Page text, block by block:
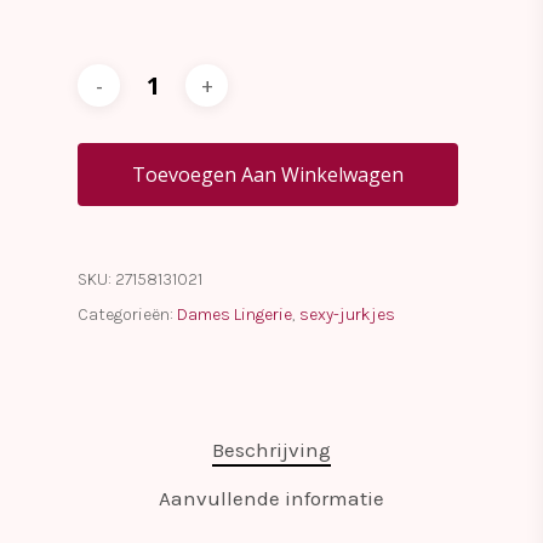
Toevoegen Aan Winkelwagen
SKU: 27158131021
Categorieën: Dames Lingerie, sexy-jurkjes
Beschrijving
Aanvullende informatie